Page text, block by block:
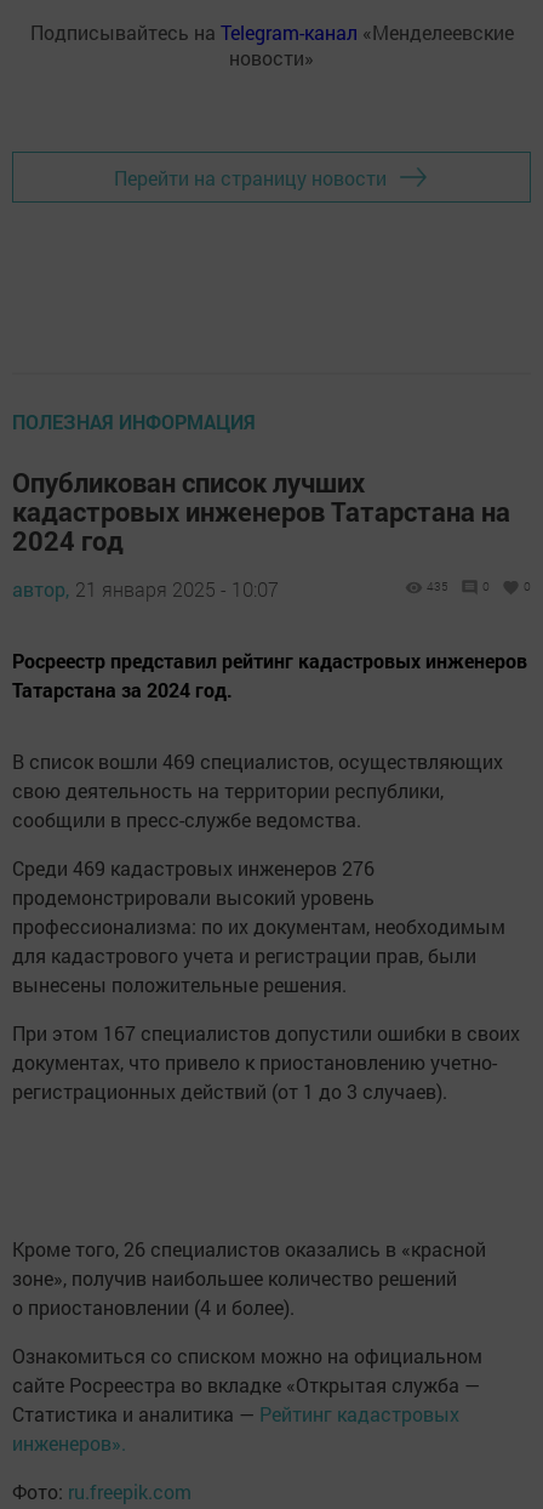
Подписывайтесь на Telegram-канал «Менделеевские
новости»
Перейти на страницу новости
ПОЛЕЗНАЯ ИНФОРМАЦИЯ
Опубликован список лучших
кадастровых инженеров Татарстана на
2024 год
автор, 21 января 2025 - 10:07 435 0 0
Росреестр представил рейтинг кадастровых инженеров
Татарстана за 2024 год.
В список вошли 469 специалистов, осуществляющих
свою деятельность на территории республики,
сообщили в пресс-службе ведомства.
Среди 469 кадастровых инженеров 276
продемонстрировали высокий уровень
профессионализма: по их документам, необходимым
для кадастрового учета и регистрации прав, были
вынесены положительные решения.
При этом 167 специалистов допустили ошибки в своих
документах, что привело к приостановлению учетно-
регистрационных действий (от 1 до 3 случаев).
Кроме того, 26 специалистов оказались в «красной
зоне», получив наибольшее количество решений
о приостановлении (4 и более).
Ознакомиться со списком можно на официальном
сайте Росреестра во вкладке «Открытая служба —
Статистика и аналитика — Рейтинг кадастровых
инженеров».
Фото: ru.freepik.com